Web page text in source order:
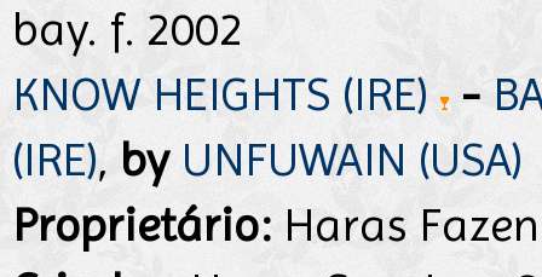
bay. f. 2002
KNOW HEIGHTS (IRE)
-
(IRE), by UNFUWAIN (USA)
Proprietário: Haras